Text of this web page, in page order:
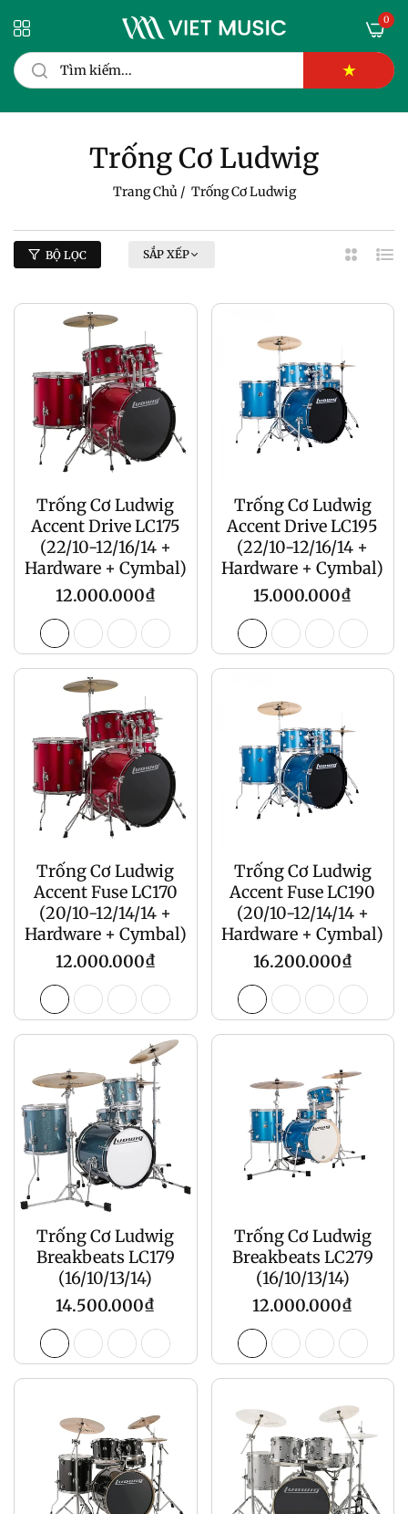
★
0
Trống Cơ Ludwig
Trang Chủ / Trống Cơ Ludwig
BỘ LỌC SẮP XẾP
2
Trống Cơ Ludwig
Accent Drive LC175
(22/10-12/16/14 +
Hardware + Cymbal)
Giá
gốc
12.000.000₫
Trống Cơ Ludwig
Accent Drive LC195
(22/10-12/16/14 +
Hardware + Cymbal)
Giá
gốc
15.000.000₫
Trống Cơ Ludwig
Accent Fuse LC170
(20/10-12/14/14 +
Hardware + Cymbal)
Giá
gốc
12.000.000₫
Trống Cơ Ludwig
Accent Fuse LC190
(20/10-12/14/14 +
Hardware + Cymbal)
Giá
gốc
16.200.000₫
Trống Cơ Ludwig
Breakbeats LC179
(16/10/13/14)
Giá
gốc
14.500.000₫
Trống Cơ Ludwig
Breakbeats LC279
(16/10/13/14)
Giá
gốc
12.000.000₫